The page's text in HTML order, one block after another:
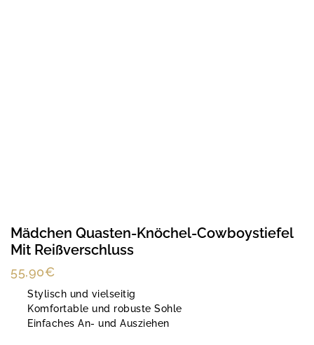
Mädchen Quasten-Knöchel-Cowboystiefel
Mit Reißverschluss
55,90€
Stylisch und vielseitig
Komfortable und robuste Sohle
Einfaches An- und Ausziehen